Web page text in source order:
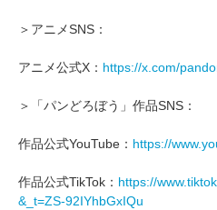
＞アニメSNS：
アニメ公式X： https://x.com/
＞「パンどろぼう」作品SNS：
作品公式YouTube： https://
作品公式TikTok： https://
&_t=ZS-92IYhbGxIQu